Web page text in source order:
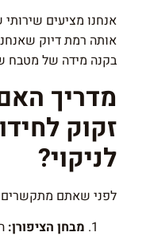
אנחנו מציעים
אותה רמת דיוק
בקנה מידה של מטבח
מדריך
זקוק
לניקוי?
לפני שאתם מתקשרים
מבחן הציפורן: